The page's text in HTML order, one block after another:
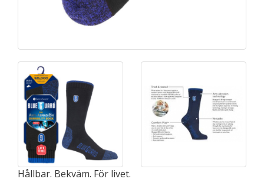
Hållbar. Bekväm. För livet.